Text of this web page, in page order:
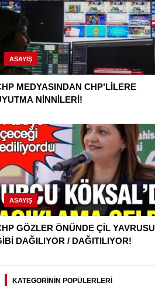
ASAYIŞ
MEDYASINDAN CHP’LİLERE
NİNNİLERİ!
ASAYIŞ
GÖZLER ÖNÜNDE ÇİL YAVRUSU
DAĞILIYOR / DAĞITILIYOR!
KATEGORİNİN POPÜLERLERİ